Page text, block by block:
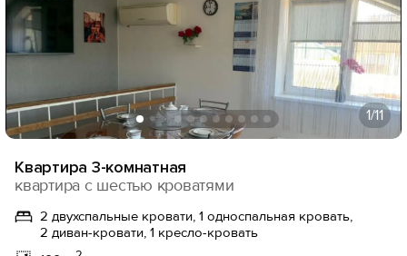
1/11
Квартира 3-комнатная
квартира с шестью кроватями
2 двухспальные кровати, 1 односпальная кровать,
2 диван-кровати, 1 кресло-кровать